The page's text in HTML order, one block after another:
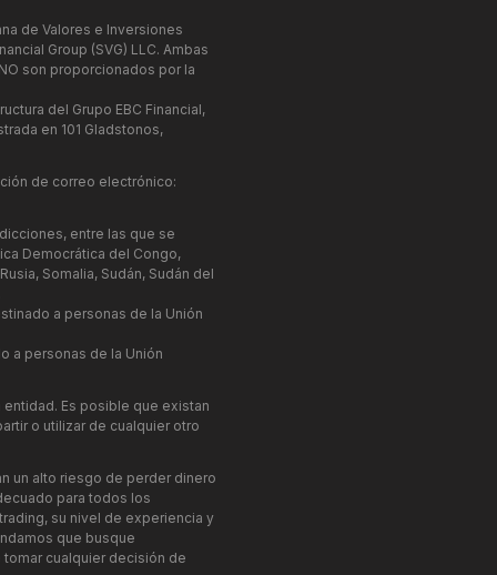
de Valores e Inversiones
Group (SVG) LLC. Ambas
son proporcionados por la
del Grupo EBC Financial,
en 101 Gladstonos,
de correo electrónico:
entre las que se
Democrática del Congo,
Somalia, Sudán, Sudán del
a personas de la Unión
a personas de la Unión
Es posible que existan
o utilizar de cualquier otro
un alto riesgo de perder dinero
para todos los
su nivel de experiencia y
que busque
cualquier decisión de